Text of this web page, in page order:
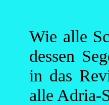
Wie alle
dessen
in das
alle Adria-